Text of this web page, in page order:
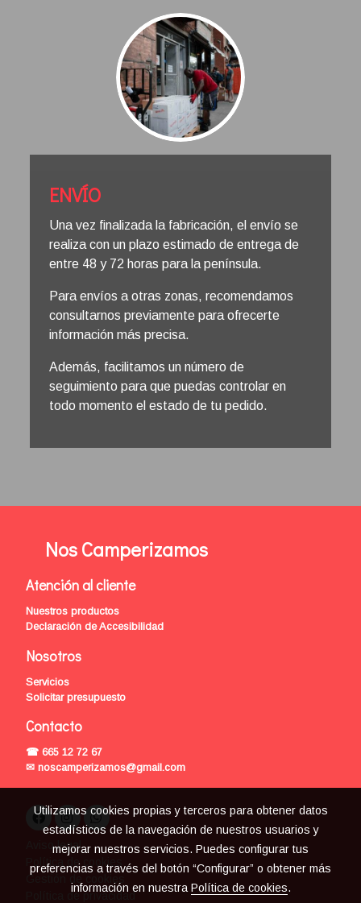
ENVÍO
Una vez finalizada la fabricación, el envío se
realiza con un plazo estimado de entrega de
entre 48 y 72 horas para la península.
Para envíos a otras zonas, recomendamos
consultarnos previamente para ofrecerte
información más precisa.
Además, facilitamos un número de
seguimiento para que puedas controlar en
todo momento el estado de tu pedido.
Nos Camperizamos
Atención al cliente
Nuestros productos
Declaración de Accesibilidad
Nosotros
Servicios
Solicitar presupuesto
Contacto
☎ 665 12 72 67
✉ noscamperizamos@gmail.com
Aviso legal
Política de cookies
Gestión de cookies
Política de privacidad
Utilizamos cookies propias y terceros para obtener datos
estadísticos de la navegación de nuestros usuarios y
mejorar nuestros servicios. Puedes configurar tus
preferencias a través del botón “Configurar” o obtener más
información en nuestra Política de cookies.